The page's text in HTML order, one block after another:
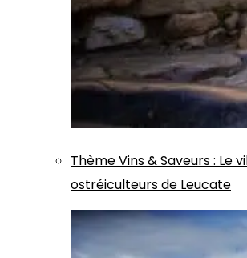
ThèmeVins & Saveurs: Le
ostréiculteurs de Leucate